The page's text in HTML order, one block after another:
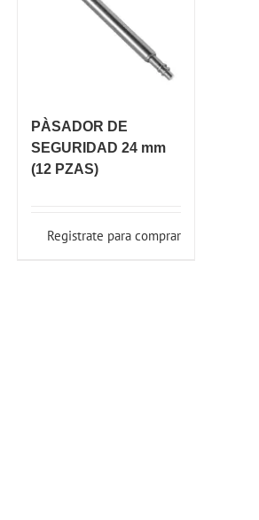
PÀSADOR DE
SEGURIDAD 24 mm
(12 PZAS)
Registrate para comprar